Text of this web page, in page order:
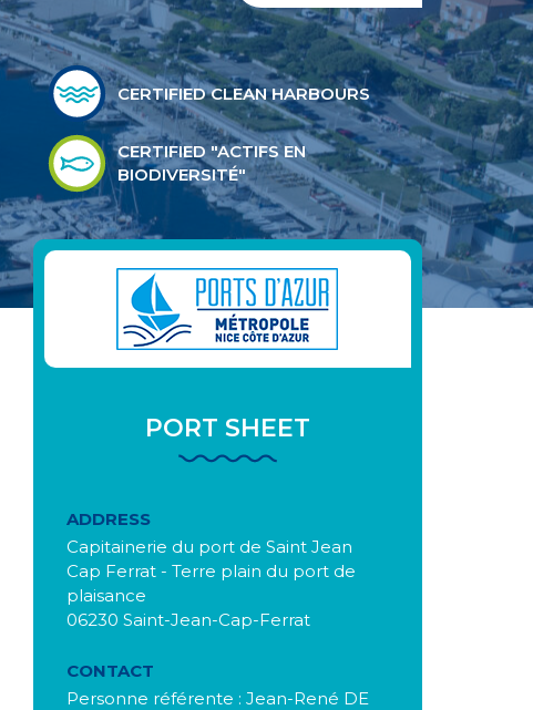
CERTIFIED CLEAN HARBOURS
CERTIFIED "ACTIFS EN
BIODIVERSITÉ"
PORT SHEET
ADDRESS
Capitainerie du port de Saint Jean
Cap Ferrat - Terre plain du port de
plaisance
06230 Saint-Jean-Cap-Ferrat
CONTACT
Personne référente : Jean-René DE